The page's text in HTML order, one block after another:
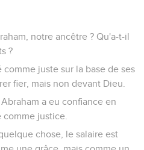
notre ancêtre ? Qu'a-t-il
?
juste sur la base de ses
fier, mais non devant Dieu.
a eu confiance en
justice.
chose, le salaire est